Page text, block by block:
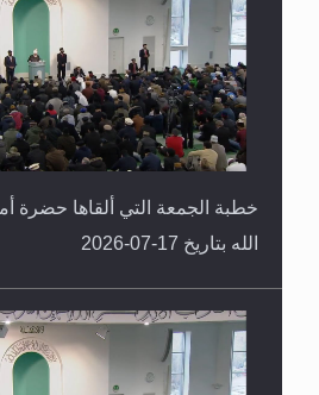
خطبة الجمعة التي ألقاها حضرة
الله بتاريخ 17-07-2026